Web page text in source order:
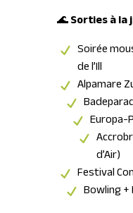
🌊Sorties à la
Soirée
de l’Ill
Alpamare
Europa-
d’Air)
Festival
Bowling +